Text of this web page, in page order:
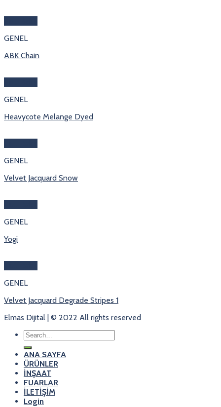
GENEL
ABK Chain
GENEL
Heavycote Melange Dyed
GENEL
Velvet Jacquard Snow
GENEL
Yogi
GENEL
Velvet Jacquard Degrade Stripes 1
Elmas Dijital | © 2022 All rights reserved
Search
ANA SAYFA
ÜRÜNLER
İNŞAAT
FUARLAR
İLETİŞİM
Login